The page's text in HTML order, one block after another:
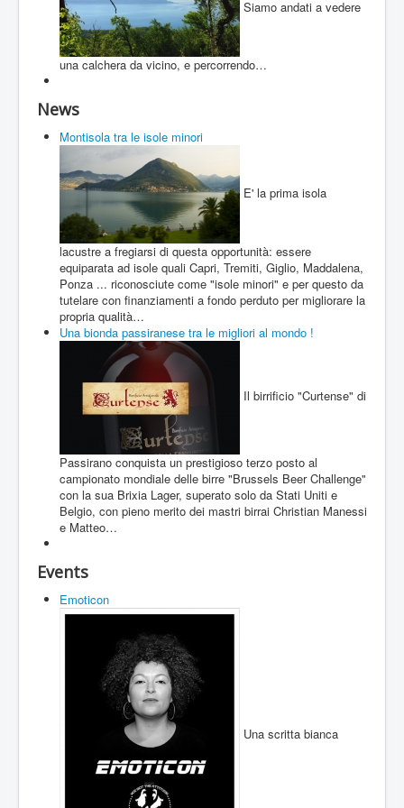
Siamo andati a vedere
una calchera da vicino, e percorrendo…
News
Montisola tra le isole minori
E' la prima isola
lacustre a fregiarsi di questa opportunità: essere
equiparata ad isole quali Capri, Tremiti, Giglio, Maddalena,
Ponza ... riconosciute come "isole minori" e per questo da
tutelare con finanziamenti a fondo perduto per migliorare la
propria qualità…
Una bionda passiranese tra le migliori al mondo !
Il birrificio "Curtense" di
Passirano conquista un prestigioso terzo posto al
campionato mondiale delle birre "Brussels Beer Challenge"
con la sua Brixia Lager, superato solo da Stati Uniti e
Belgio, con pieno merito dei mastri birrai Christian Manessi
e Matteo…
Events
Emoticon
Una scritta bianca